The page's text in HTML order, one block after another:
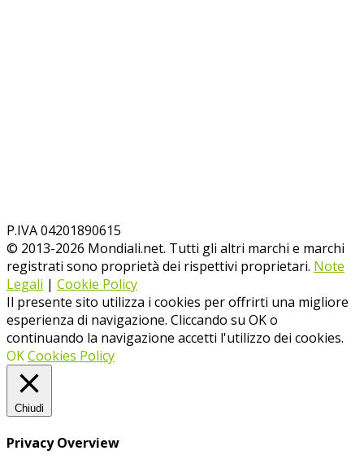
P.IVA 04201890615
© 2013-2026 Mondiali.net. Tutti gli altri marchi e marchi
registrati sono proprietà dei rispettivi proprietari. Note
Legali | Cookie Policy
Il presente sito utilizza i cookies per offrirti una migliore
esperienza di navigazione. Cliccando su OK o
continuando la navigazione accetti l'utilizzo dei cookies.
OKCookies Policy
Chiudi
Privacy Overview